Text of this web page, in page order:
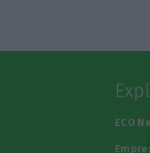
ECO